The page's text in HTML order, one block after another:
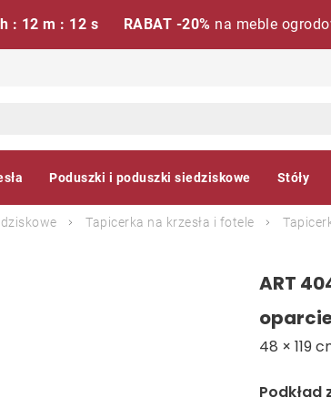
: 12 m : 11 s RABAT -20% na meble
Poduszki i poduszki siedziskowe Stóły
Tapicerka na krzesła i fotele
ART
48 × 119
Podkład